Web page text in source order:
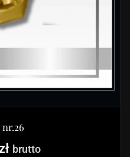
brutto